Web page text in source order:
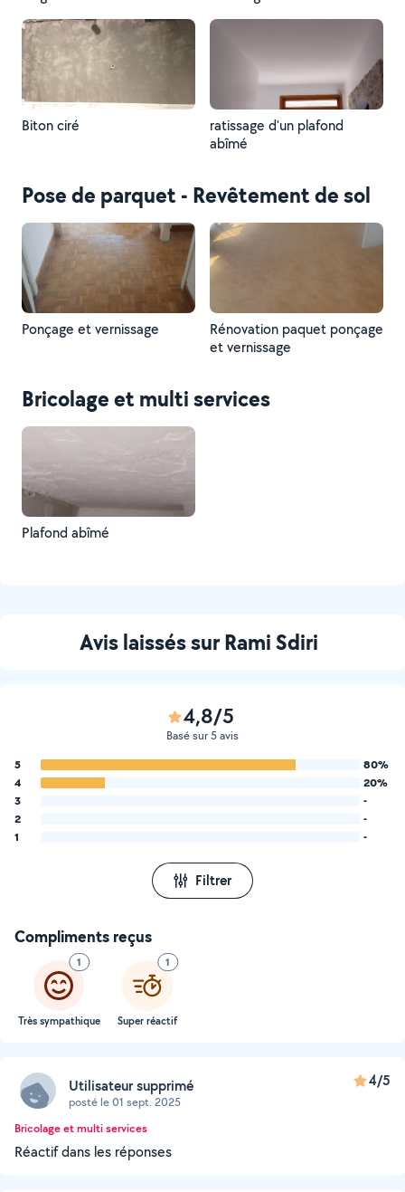
Biton ciré
ratissage d'un plafond
abîmé
Pose de parquet - Revêtement de sol
Ponçage et vernissage
Rénovation paquet ponçage
et vernissage
Bricolage et multi services
Plafond abîmé
Avis laissés sur Rami Sdiri
4,8/5
Basé sur 5 avis
5
80%
4
20%
3
-
2
-
1
-
Filtrer
Compliments reçus
1
Très sympathique
1
Super réactif
Utilisateur supprimé
posté le 01 sept. 2025
4/5
Bricolage et multi services
Réactif dans les réponses